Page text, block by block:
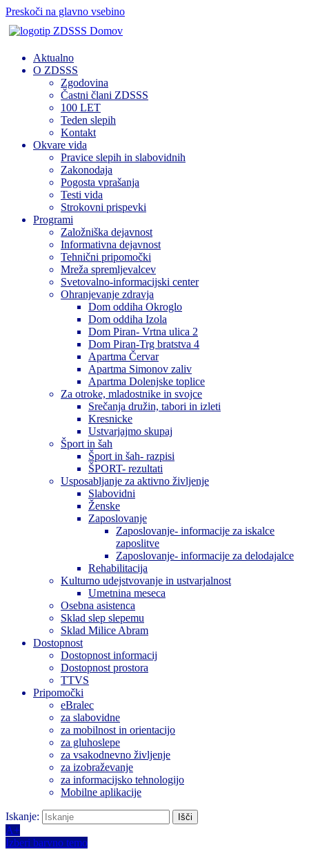
Preskoči na glavno vsebino
Domov
Aktualno
O ZDSSS
Zgodovina
Častni člani ZDSSS
100 LET
Teden slepih
Kontakt
Okvare vida
Pravice slepih in slabovidnih
Zakonodaja
Pogosta vprašanja
Testi vida
Strokovni prispevki
Programi
Založniška dejavnost
Informativna dejavnost
Tehnični pripomočki
Mreža spremljevalcev
Svetovalno-informacijski center
Ohranjevanje zdravja
Dom oddiha Okroglo
Dom oddiha Izola
Dom Piran- Vrtna ulica 2
Dom Piran-Trg bratstva 4
Apartma Červar
Apartma Simonov zaliv
Apartma Dolenjske toplice
Za otroke, mladostnike in svojce
Srečanja družin, tabori in izleti
Kresnicke
Ustvarjajmo skupaj
Šport in šah
Šport in šah- razpisi
ŠPORT- rezultati
Usposabljanje za aktivno življenje
Slabovidni
Ženske
Zaposlovanje
Zaposlovanje- informacije za iskalce
zaposlitve
Zaposlovanje- informacije za delodajalce
Rehabilitacija
Kulturno udejstvovanje in ustvarjalnost
Umetnina meseca
Osebna asistenca
Sklad slep slepemu
Sklad Milice Abram
Dostopnost
Dostopnost informacij
Dostopnost prostora
TTVS
Pripomočki
eBralec
za slabovidne
za mobilnost in orientacijo
za gluhoslepe
za vsakodnevno življenje
za izobraževanje
za informacijsko tehnologijo
Mobilne aplikacije
Iskanje:
A+
Izberi barvno temo